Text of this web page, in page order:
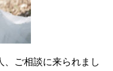
、ご相談に来られまし